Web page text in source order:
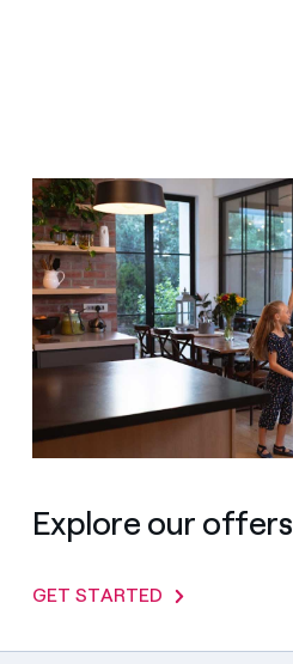
Explore our offers
GET STARTED